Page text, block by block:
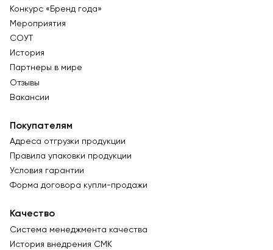
Конкурс «Бренд года»
Мероприятия
СОУТ
История
Партнеры в мире
Отзывы
Вакансии
Покупателям
Адреса отгрузки продукции
Правила упаковки продукции
Условия гарантии
Форма договора купли-продажи
Качество
Система менеджмента качества
История внедрения СМК